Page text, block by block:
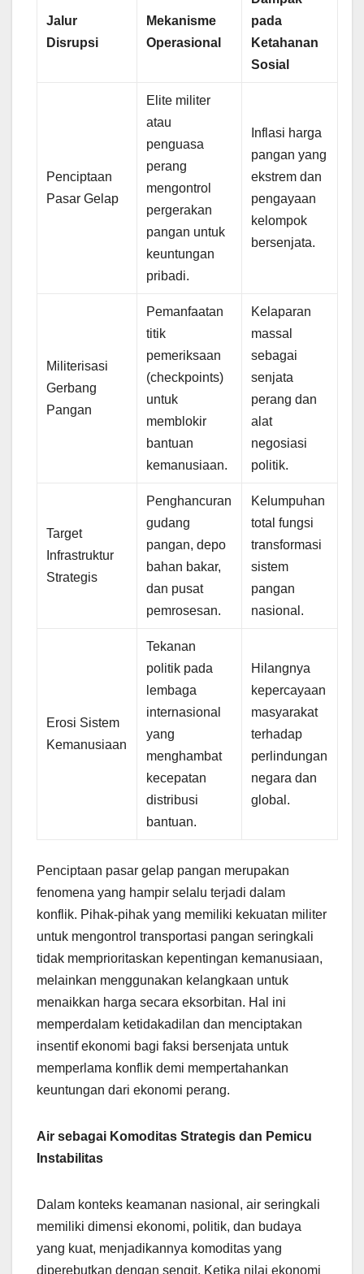
Jalur
Disrupsi
Mekanisme
Operasional
pada
Ketahanan
Sosial
Penciptaan
Pasar Gelap
Elite militer
atau
penguasa
perang
mengontrol
pergerakan
pangan untuk
keuntungan
pribadi.
Inflasi harga
pangan yang
ekstrem dan
pengayaan
kelompok
bersenjata.
Militerisasi
Gerbang
Pangan
Pemanfaatan
titik
pemeriksaan
(checkpoints)
untuk
memblokir
bantuan
kemanusiaan.
Kelaparan
massal
sebagai
senjata
perang dan
alat
negosiasi
politik.
Target
Infrastruktur
Strategis
Penghancuran
gudang
pangan, depo
bahan bakar,
dan pusat
pemrosesan.
Kelumpuhan
total fungsi
transformasi
sistem
pangan
nasional.
Erosi Sistem
Kemanusiaan
Tekanan
politik pada
lembaga
internasional
yang
menghambat
kecepatan
distribusi
bantuan.
Hilangnya
kepercayaan
masyarakat
terhadap
perlindungan
negara dan
global.
Penciptaan pasar gelap pangan merupakan
fenomena yang hampir selalu terjadi dalam
konflik. Pihak-pihak yang memiliki kekuatan militer
untuk mengontrol transportasi pangan seringkali
tidak memprioritaskan kepentingan kemanusiaan,
melainkan menggunakan kelangkaan untuk
menaikkan harga secara eksorbitan. Hal ini
memperdalam ketidakadilan dan menciptakan
insentif ekonomi bagi faksi bersenjata untuk
memperlama konflik demi mempertahankan
keuntungan dari ekonomi perang.
Air sebagai Komoditas Strategis dan Pemicu
Instabilitas
Dalam konteks keamanan nasional, air seringkali
memiliki dimensi ekonomi, politik, dan budaya
yang kuat, menjadikannya komoditas yang
diperebutkan dengan sengit. Ketika nilai ekonomi